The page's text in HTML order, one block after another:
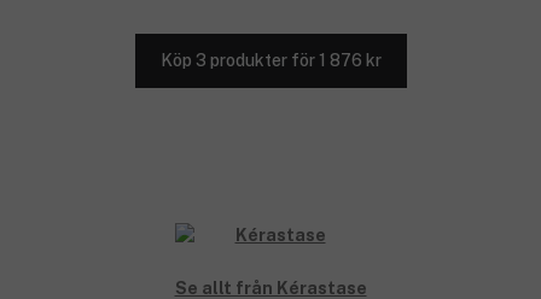
Köp 3 produkter för 1 876 kr
Se allt från Kérastase